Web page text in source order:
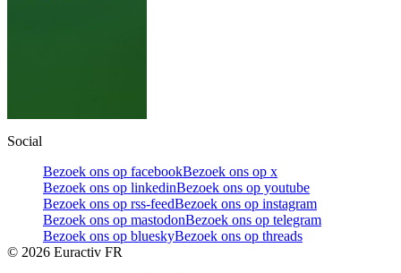
Social
Bezoek ons op facebookBezoek ons op x
Bezoek ons op linkedinBezoek ons op youtube
Bezoek ons op rss-feedBezoek ons op instagram
Bezoek ons op mastodonBezoek ons op telegram
Bezoek ons op blueskyBezoek ons op threads
© 2026 Euractiv FR